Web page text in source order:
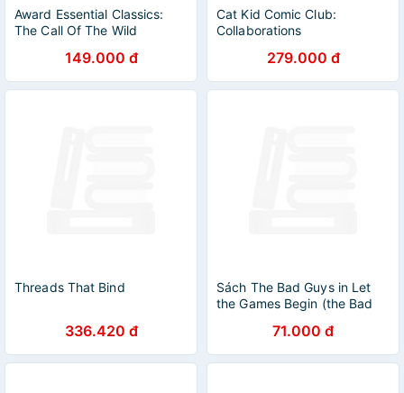
Award Essential Classics:
The Call Of The Wild
149.000 đ
Cat Kid Comic Club:
Collaborations
279.000 đ
Threads That Bind
336.420 đ
Sách The Bad Guys in Let
the Games Begin (the Bad
71.000 đ